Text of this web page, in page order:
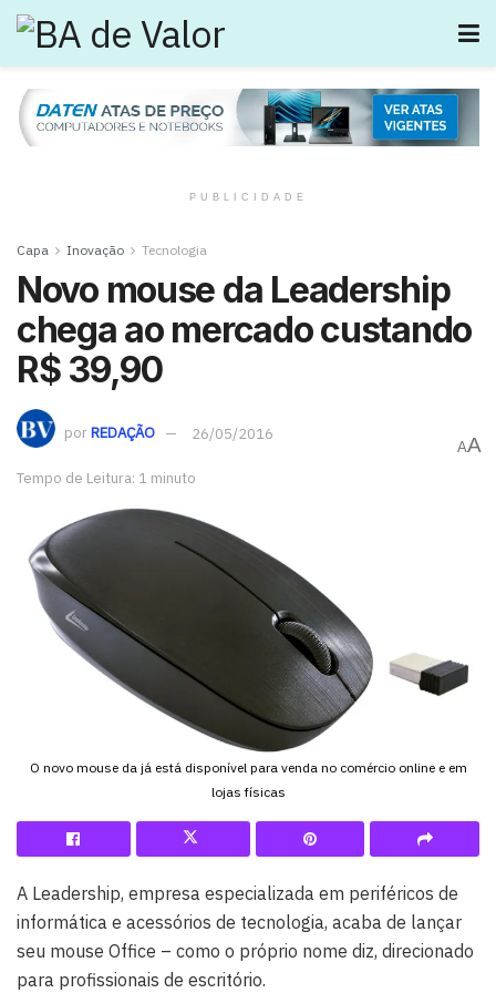
PUBLICIDADE
Capa Inovação Tecnologia
Novo mouse da Leadership
chega ao mercado custando
R$ 39,90
porREDAÇÃO 26/05/2016
Tempo de Leitura: 1 minuto
AA
O novo mouse da já está disponível para venda no comércio online e em
lojas físicas
A Leadership, empresa especializada em periféricos de
informática e acessórios de tecnologia, acaba de lançar
seu mouse Office – como o próprio nome diz, direcionado
para profissionais de escritório.